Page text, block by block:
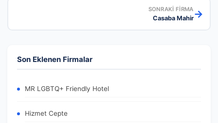
SONRAKI FIRMA
Casaba Mahir→
Son Eklenen Firmalar
MR LGBTQ+ Friendly Hotel
Hizmet Cepte